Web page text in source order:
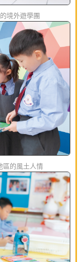
境外遊學團
區的風土人情